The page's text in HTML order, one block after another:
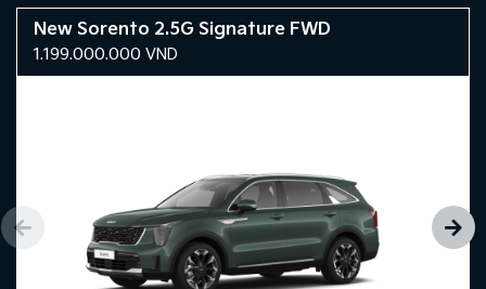
New Sorento 2.5G Signature FWD
1.199.000.000 VND